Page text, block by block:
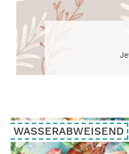
WASSERABWEISEND